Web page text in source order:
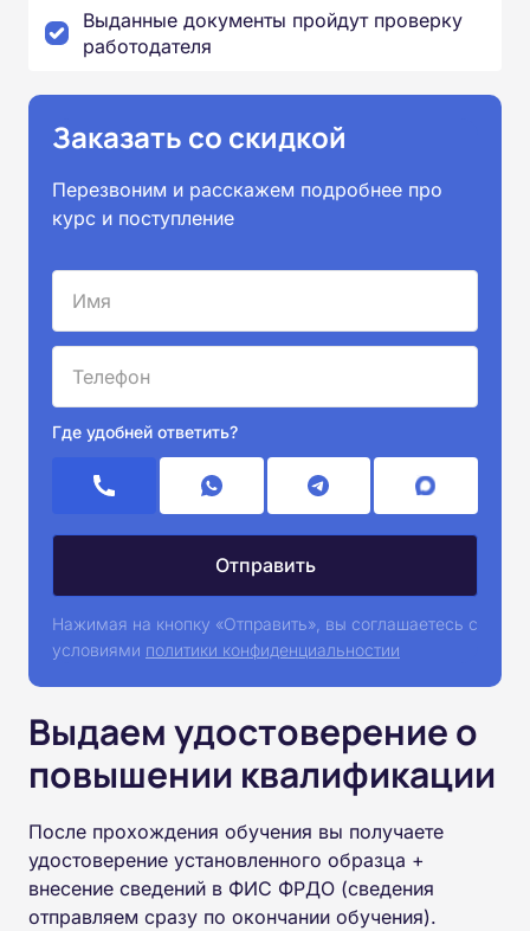
Выданные документы пройдут проверку
работодателя
Заказать со скидкой
Перезвоним и расскажем подробнее про
курс и поступление
Где удобней ответить?
Нажимая на кнопку «Отправить», вы соглашаетесь с
условиями политики конфиденциальностии
Выдаем удостоверение о
повышении квалификации
После прохождения обучения вы получаете
удостоверение установленного образца +
внесение сведений в ФИС ФРДО (сведения
отправляем сразу по окончании обучения).